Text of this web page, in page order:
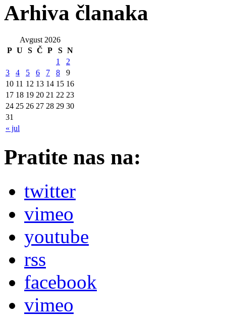
Arhiva članaka
Avgust 2026
P U S Č P S N
« jul
1
2
3
4 5 6 7 8
9
10 11 12 13 14 15 16
17 18 19 20 21 22 23
24 25 26 27 28 29 30
31
Pratite nas na:
twitter
vimeo
youtube
rss
facebook
vimeo